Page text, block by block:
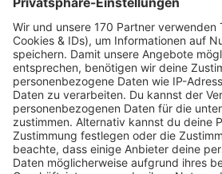
Lern- und
Mach dich spätestens zum
Strategien für Lernplanung
Selbstorganisation
unsere Beiträge zu
Zeitmanagement.
Je klarer du weißt, wie dein